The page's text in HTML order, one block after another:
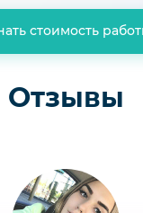
оборудование
в 16:04
логопедия
стоимость
Отзывы